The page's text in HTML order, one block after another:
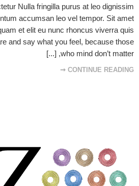
Nulla fringilla purus at leo dignissim
accumsan leo vel tempor. Sit amet
et elit eu nunc rhoncus viverra quis
and say what you feel, because those
who mind don’t matter, [...]
CONTINUE READING ➞